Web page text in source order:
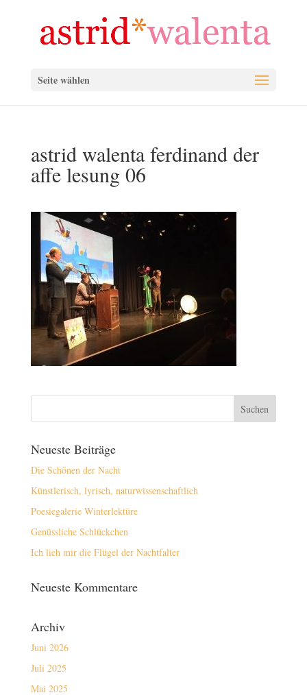
Seite wählen
astrid walenta ferdinand der
affe lesung 06
Neueste Beiträge
Die Schönen der Nacht
Künstlerisch, lyrisch, naturwissenschaftlich
Poesiegalerie Winterlektüre
Genüssliche Schlückchen
Ich lieh mir die Flügel der Nachtfalter
Neueste Kommentare
Archiv
Juni 2026
Juli 2025
Mai 2025